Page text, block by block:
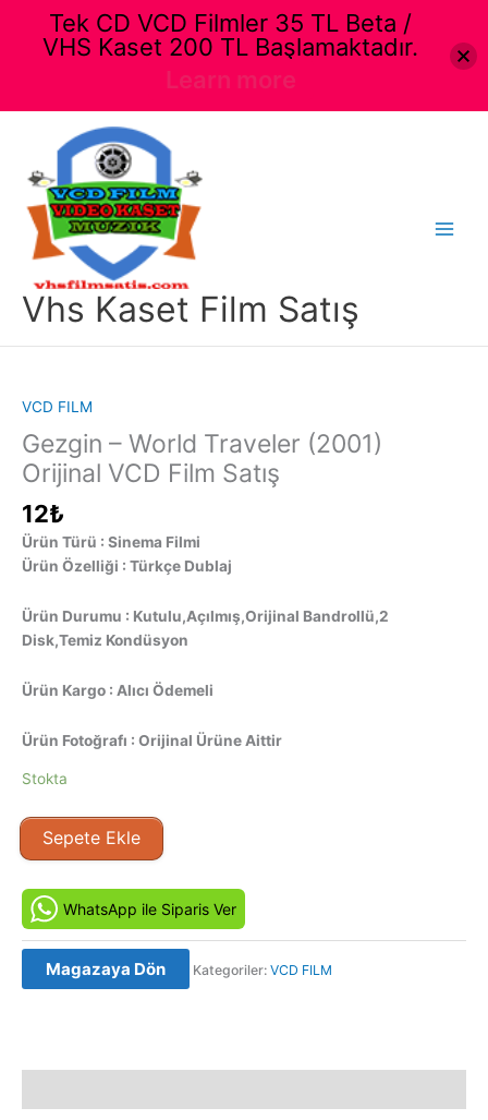
Vhs Kaset Film Satış
VCD FILM
Gezgin – World Traveler (2001)
Orijinal VCD Film Satış
12₺
Ürün Türü : Sinema Filmi
Ürün Özelliği : Türkçe Dublaj
Ürün Durumu : Kutulu,Açılmış,Orijinal Bandrollü,2
Disk,Temiz Kondüsyon
Ürün Kargo : Alıcı Ödemeli
Ürün Fotoğrafı : Orijinal Ürüne Aittir
Stokta
Gezgin
-
Traveler
(2001)
Orijinal
VCD
Sepete Ekle
WhatsApp ile Siparis Ver
Magazaya Dön Kategoriler: VCD FILM
Tek CD VCD Filmler 35 TL Beta /
VHS Kaset 200 TL Başlamaktadır.
Learn more